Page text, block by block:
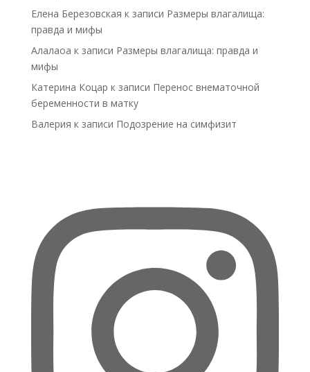
Елена Березовская к записи Размеры влагалища:
правда и мифы
Алалаоа к записи Размеры влагалища: правда и
мифы
Катерина Коцар к записи Перенос внематочной
беременности в матку
Валерия к записи Подозрение на симфизит